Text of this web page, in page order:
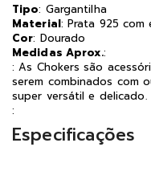
Tipo: Gargantilha
Material: Prata 925 com
Cor: Dourado
Medidas Aprox.:
: As Chokers são
serem combinados com
super versátil e delicado.
:
Especificações